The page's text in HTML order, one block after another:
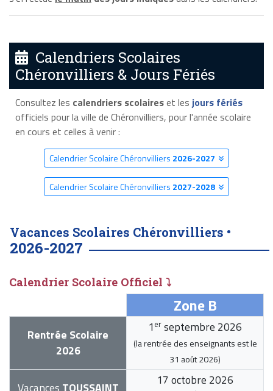
Calendriers Scolaires
Chéronvilliers & Jours Fériés
Consultez les calendriers scolaireset les jours fériés
officiels pour la ville de Chéronvilliers, pour l'année scolaire
en cours et celles à venir :
Calendrier Scolaire Chéronvilliers 2026-2027
Calendrier Scolaire Chéronvilliers 2027-2028
Vacances Scolaires Chéronvilliers •
2026-2027
Calendrier Scolaire Officiel ⤵
Zone B
Rentrée Scolaire
2026
1 er septembre 2026
(la rentrée des enseignants est le
31 août 2026)
17 octobre 2026